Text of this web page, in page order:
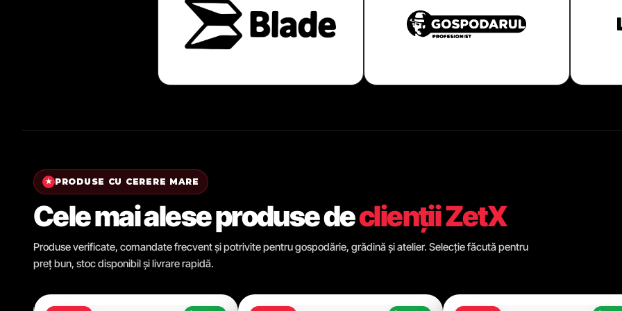
★ PRODUSE CU CERERE MARE
Cele mai alese produse declienții ZetX
Produse verificate, comandate frecvent și potrivite pentru gospodărie, grădină și atelier. Selecție făcută pentru
preț bun, stoc disponibil și livrare rapidă.